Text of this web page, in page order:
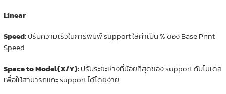
Linear
Speed:ปรับความเร็วในการพิมพ์ support ใส่ค่าเป็น % ของ Base Print
Speed
Space to Model(X/Y):ปรับระยะห่างที่น้อยที่สุดของ support กับโมเดล
เพื่อให้สามารถแกะ support ได้โดยง่าย